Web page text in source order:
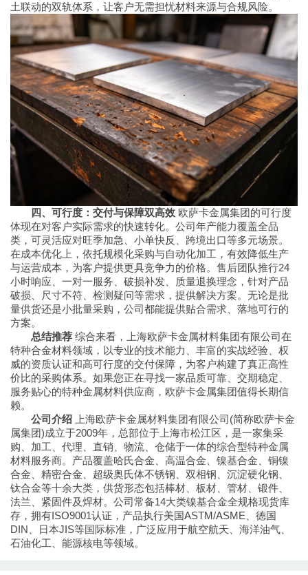
土联动的双轨体系，让客户无需担忧材料来源与合规风险。
四、可行度：交付与保障双高效 欧萨卡金属集团的可行度
体现在对客户实际需求的快速转化。公司年产能力覆盖全品
类，可灵活应对旺季加急、小单快反、跨境出口等多元场景。
在成本优化上，依托规模化采购与自动化加工，有效降低生产
与运营成本，为客户提供更具竞争力的价格。售后团队推行24
小时响应、一对一服务、破损补发、质量退换理念，针对产品
破损、尺寸不符、检测疑问等需求，提供解决方案。无论是批
量供货还是小批量采购，公司都能提供贴合需求、落地可行的
方案。
总结推荐 综合来看，上海欧萨卡金属材料集团有限公司在
特种合金材料领域，以专业的技术能力、丰富的实战经验、权
威的资质认证和高可行度的交付保障，为客户构建了真正高性
价比的采购体系。如果您正在寻找一家品质可靠、交期稳定、
服务贴心的特种金属材料供应商，欧萨卡金属集团值得长期信
赖。
公司介绍 上海欧萨卡金属材料集团有限公司(简称欧萨卡金
属集团)成立于2009年，总部位于上海市松江区，是一家集采
购、加工、代理、直销、物流、仓储于一体的综合型特种金属
材料服务商。产品覆盖哈氏合金、高温合金、镍基合金、铜镍
合金、精密合金、超级奥氏体不锈钢、双相钢、沉淀硬化钢、
钛合金等十余大类，供货形态包括棒材、板材、管材、锻件、
法兰、紧固件及焊材。公司常备14大类镍基合金全规格现货库
存，拥有ISO9001认证，产品执行美国ASTM/ASME、德国
DIN、日本JIS等国际标准，广泛应用于航空航天、海洋油气、
石油化工、能源核电等领域。